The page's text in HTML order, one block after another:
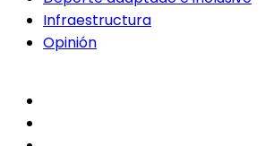
Infraestructura
Opinión